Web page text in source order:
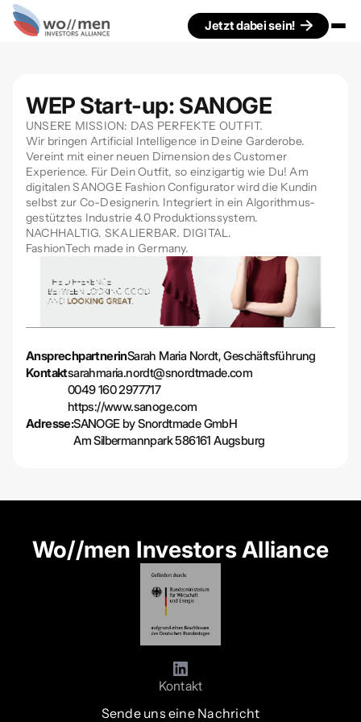
Jetzt dabei sein!
WEP Start-up: SANOGE
UNSERE MISSION: DAS PERFEKTE OUTFIT.
Wir bringen Artificial Intelligence in Deine Garderobe.
Vereint mit einer neuen Dimension des Customer
Experience. Für Dein Outfit, so einzigartig wie Du! Am
digitalen SANOGE Fashion Configurator wird die Kundin
selbst zur Co-Designerin. Integriert in ein Algorithmus-
gestütztes Industrie 4.0 Produktionssystem.
NACHHALTIG. SKALIERBAR. DIGITAL.
FashionTech made in Germany.
AnsprechpartnerinSarah Maria Nordt, Geschäftsführung
Kontaktsarahmaria.nordt@snordtmade.com
0049 160 2977717
https://www.sanoge.com
Adresse:SANOGE by Snordtmade GmbH
Am Silbermannpark 586161 Augsburg
Wo//men Investors Alliance
Kontakt
Sende uns eine Nachricht